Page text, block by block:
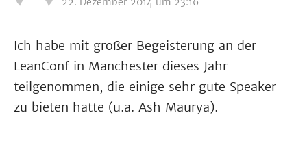
Ich habe mit großer Begeisterung an der
LeanConf in Manchester dieses Jahr
teilgenommen, die einige sehr gute Speaker
zu bieten hatte (u.a. Ash Maurya).